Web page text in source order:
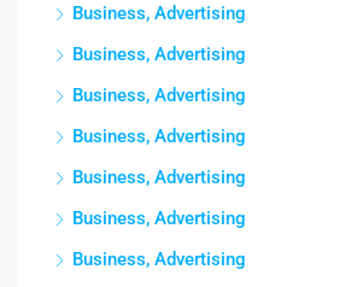
Business, Advertising
Business, Advertising
Business, Advertising
Business, Advertising
Business, Advertising
Business, Advertising
Business, Advertising